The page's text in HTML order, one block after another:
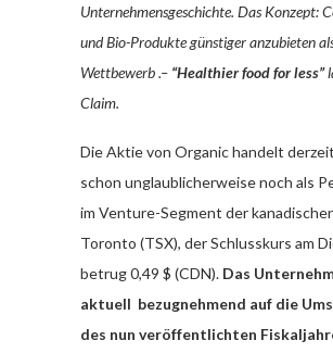
Unternehmensgeschichte. Das Konzept:
und Bio-Produkte günstiger anzubieten
Wettbewerb .– “Healthier food for less”
Claim.
Die Aktie von Organic handelt
schon unglaublicherweise noch als
im Venture-Segment der
Toronto (TSX), der Schlusskurs am
betrug 0,49 $ (CDN). Das
aktuell bezugnehmend auf die
des nun veröffentlichten